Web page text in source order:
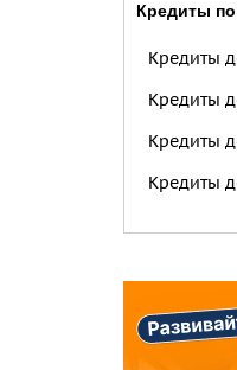
Кредиты
Кредиты
Кредиты
Кредиты
Кредиты